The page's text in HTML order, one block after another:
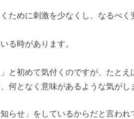
ために刺激を少なくし、なるべく
る時があります。
と初めて気付くのですが、たとえ
何となく意味があるような気がし
らせ」をしているからだと言われ